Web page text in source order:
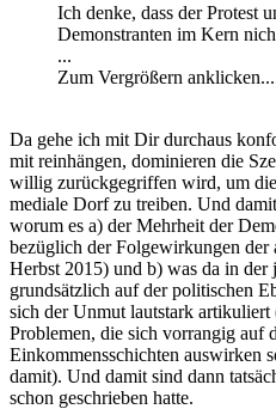
Ich denke, dass der Protest
Demonstranten im Kern
...
Zum Vergrößern
Da gehe ich mit Dir durchaus
mit reinhängen, dominieren die
willig zurückgegriffen wird, um die
mediale Dorf zu treiben. Und
worum es a) der Mehrheit der
bezüglich der Folgewirkungen der
Herbst 2015) und b) was da in der
grundsätzlich auf der politischen
sich der Unmut lautstark
Problemen, die sich vorrangig auf
Einkommensschichten auswirken
damit). Und damit sind dann
schon geschrieben hatte.